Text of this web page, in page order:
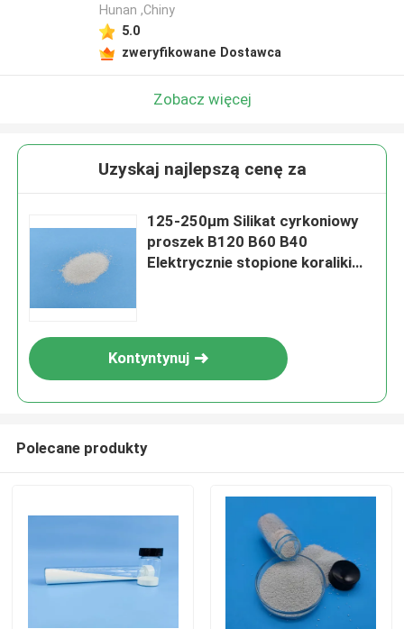
Hunan ,Chiny
5.0
zweryfikowane Dostawca
Zobacz więcej
Uzyskaj najlepszą cenę za
125-250μm Silikat cyrkoniowy
proszek B120 B60 B40
Elektrycznie stopione koraliki
Kontyntynuj
Polecane produkty